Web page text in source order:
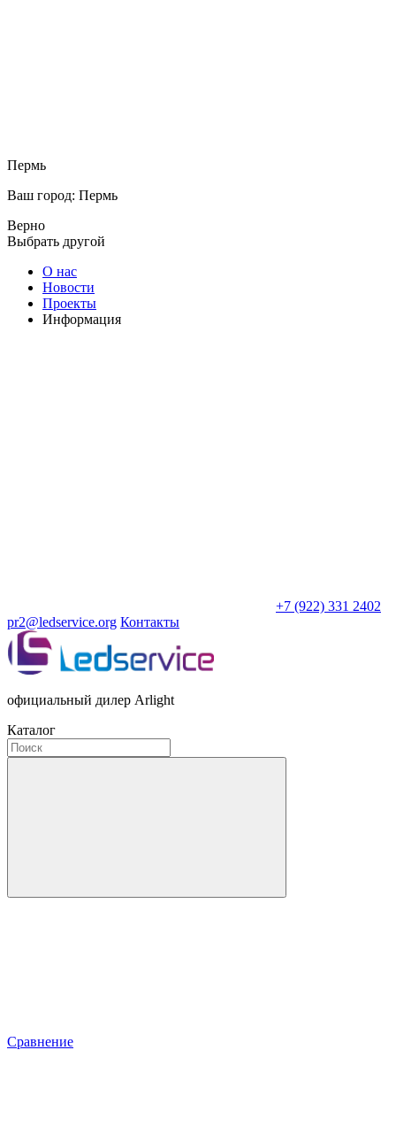
Пермь
Ваш город: Пермь
Верно
Выбрать другой
О нас
Новости
Проекты
Информация
+7 (922) 331 2402
pr2@ledservice.org Контакты
официальный дилер Arlight
Каталог
Сравнение